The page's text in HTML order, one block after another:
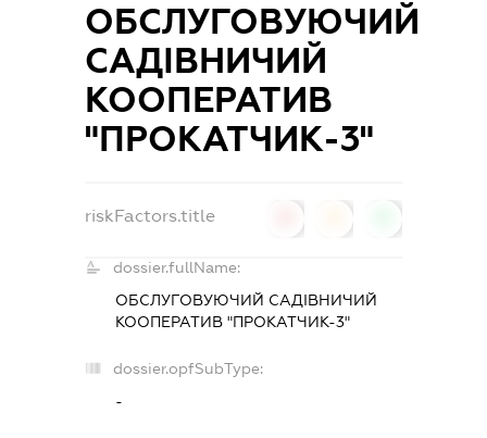
ОБСЛУГОВУЮЧИЙ
САДІВНИЧИЙ
КООПЕРАТИВ
"ПРОКАТЧИК-3"
riskFactors.title
dossier.fullName:
ОБСЛУГОВУЮЧИЙ САДІВНИЧИЙ
КООПЕРАТИВ "ПРОКАТЧИК-3"
dossier.opfSubType:
-